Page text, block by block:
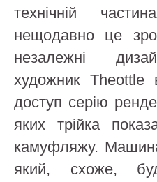
технічній
нещодавно це
незалежні
художник Theottle
доступ серію
яких трійка
камуфляжу.
який, схоже,